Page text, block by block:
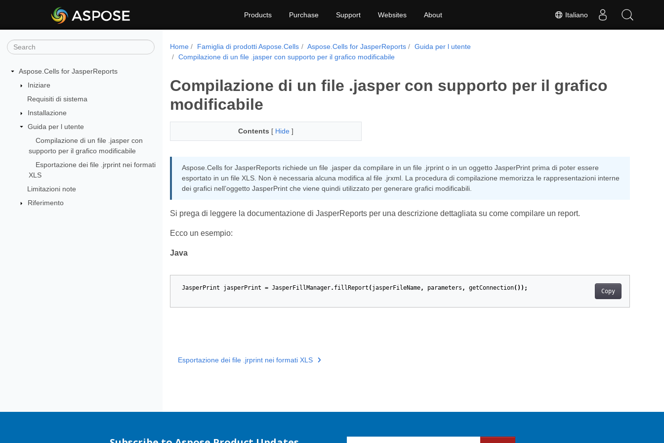
Italiano
Products Purchase Support Websites About
Aspose.Cells for JasperReports
Iniziare
Requisiti di sistema
Installazione
Guida per l utente
Compilazione di un file .jasper con
supporto per il grafico modificabile
Esportazione dei file .jrprint nei formati
XLS
Limitazioni note
Riferimento
Home Famiglia di prodotti Aspose.Cells Aspose.Cells for JasperReports
Guida per l utente
Compilazione di un file .jasper con supporto per il grafico modificabile
Compilazione di un file .jasper con supporto per il grafico
modificabile
Contents [ Hide ]
Aspose.Cells for JasperReports richiede un file .jasper da compilare in un file .jrprint o in un oggetto JasperPrint prima di poter essere
esportato in un file XLS. Non è necessaria alcuna modifica al file .jrxml. La procedura di compilazione memorizza le rappresentazioni interne
dei grafici nell’oggetto JasperPrint che viene quindi utilizzato per generare grafici modificabili.
Si prega di leggere la documentazione di JasperReports per una descrizione dettagliata su come compilare un report.
Ecco un esempio:
Java
Copy
JasperPrint jasperPrint = JasperFillManager. fillReport ( jasperFileName, parameters , getConnection());
Esportazione dei file .jrprint nei formati XLS